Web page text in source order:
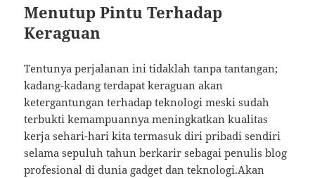
Menutup Pintu Terhadap
Keraguan
Tentunya perjalanan ini tidaklah tanpa tantangan;
kadang-kadang terdapat keraguan akan
ketergantungan terhadap teknologi meski sudah
terbukti kemampuannya meningkatkan kualitas
kerja sehari-hari kita termasuk diri pribadi sendiri
selama sepuluh tahun berkarir sebagai penulis blog
profesional di dunia gadget dan teknologi.Akan